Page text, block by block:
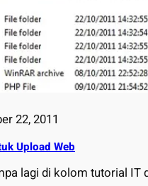
22, 2011
Upload Web
lagi di kolom tutorial IT